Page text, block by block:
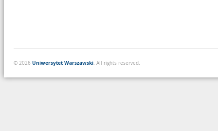
© 2026 Uniwersytet Warszawski. All rights reserved.